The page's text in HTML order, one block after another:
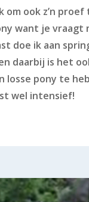
om ook z’n
want je vraagt
doe ik aan
daarbij is het
losse pony te
wel intensief!